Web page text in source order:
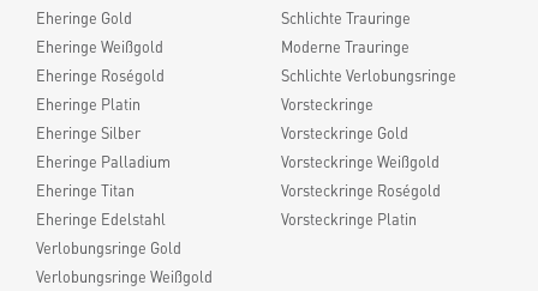
Eheringe Gold
Eheringe Weißgold
Eheringe Roségold
Eheringe Platin
Eheringe Silber
Eheringe Palladium
Eheringe Titan
Eheringe Edelstahl
Verlobungsringe Gold
Verlobungsringe Weißgold
Schlichte Trauringe
Moderne Trauringe
Schlichte Verlobungsringe
Vorsteckringe
Vorsteckringe Gold
Vorsteckringe Weißgold
Vorsteckringe Roségold
Vorsteckringe Platin